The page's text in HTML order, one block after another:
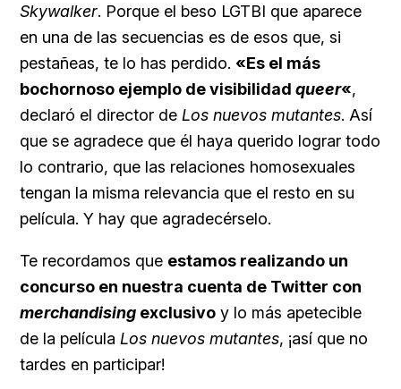
Skywalker. Porque el beso LGTBI que aparece
en una de las secuencias es de esos que, si
pestañeas, te lo has perdido. «Es el más
bochornoso ejemplo de visibilidad queer«,
declaró el director de Los nuevos mutantes. Así
que se agradece que él haya querido lograr todo
lo contrario, que las relaciones homosexuales
tengan la misma relevancia que el resto en su
película. Y hay que agradecérselo.
Te recordamos que estamos realizando un
concurso en nuestra cuenta de Twitter con
merchandising exclusivo y lo más apetecible
de la película Los nuevos mutantes, ¡así que no
tardes en participar!